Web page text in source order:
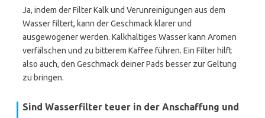
Ja, indem der Filter Kalk und Verunreinigungen aus dem
Wasser filtert, kann der Geschmack klarer und
ausgewogener werden. Kalkhaltiges Wasser kann Aromen
verfälschen und zu bitterem Kaffee führen. Ein Filter hilft
also auch, den Geschmack deiner Pads besser zur Geltung
zu bringen.
Sind Wasserfilter teuer in der Anschaffung und